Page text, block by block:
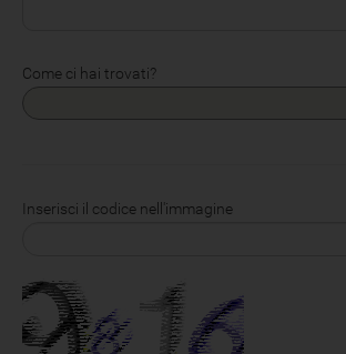
Come ci hai trovati?
Inserisci il codice nell'immagine